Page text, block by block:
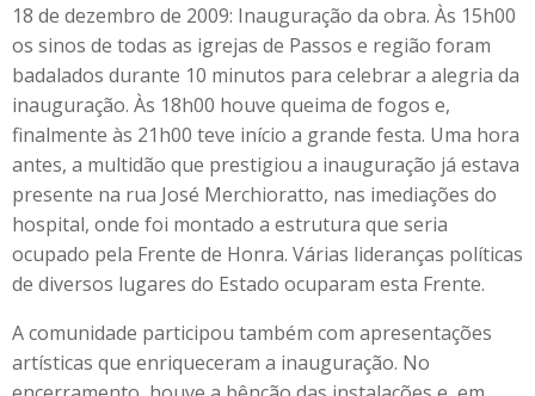
18 de dezembro de 2009: Inauguração da obra. Às 15h00
os sinos de todas as igrejas de Passos e região foram
badalados durante 10 minutos para celebrar a alegria da
inauguração. Às 18h00 houve queima de fogos e,
finalmente às 21h00 teve início a grande festa. Uma hora
antes, a multidão que prestigiou a inauguração já estava
presente na rua José Merchioratto, nas imediações do
hospital, onde foi montado a estrutura que seria
ocupado pela Frente de Honra. Várias lideranças políticas
de diversos lugares do Estado ocuparam esta Frente.
A comunidade participou também com apresentações
artísticas que enriqueceram a inauguração. No